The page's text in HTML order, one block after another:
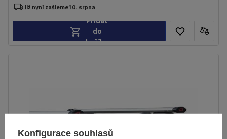
Již nyní zašleme10. srpna
Přidat
do
košíku
Konfigurace souhlasů